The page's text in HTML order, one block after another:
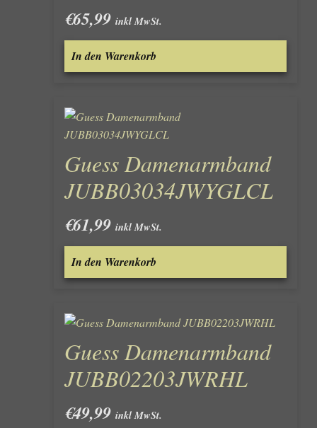
€65,99 inkl MwSt.
In den Warenkorb
Guess Damenarmband
JUBB03034JWYGLCL
€61,99 inkl MwSt.
In den Warenkorb
Guess Damenarmband
JUBB02203JWRHL
€49,99 inkl MwSt.